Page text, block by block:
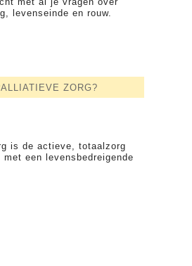
levenseinde en rouw.
ZORG?
is de actieve, totaalzorg
een levensbedreigende